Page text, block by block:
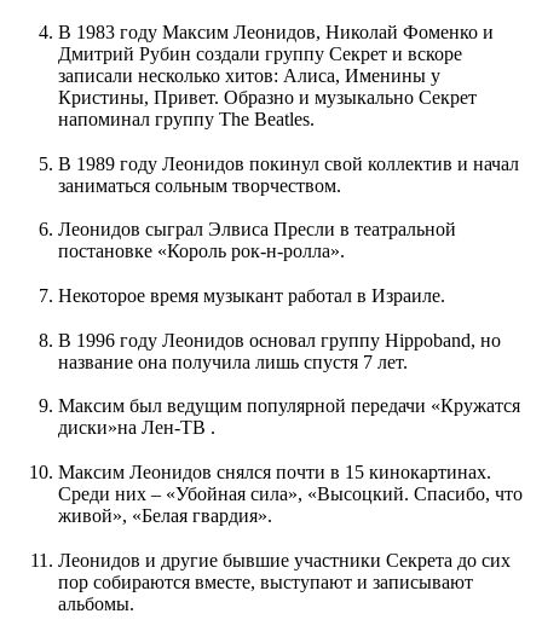
В 1983 году Максим Леонидов, Николай Фоменко и
Дмитрий Рубин создали группу Секрет и вскоре
записали несколько хитов: Алиса, Именины у
Кристины, Привет. Образно и музыкально Секрет
напоминал группу The Beatles.
В 1989 году Леонидов покинул свой коллектив и начал
заниматься сольным творчеством.
Леонидов сыграл Элвиса Пресли в театральной
постановке «Король рок-н-ролла».
Некоторое время музыкант работал в Израиле.
В 1996 году Леонидов основал группу Hippoband, но
название она получила лишь спустя 7 лет.
Максим был ведущим популярной передачи «Кружатся
диски»на Лен-ТВ .
Максим Леонидов снялся почти в 15 кинокартинах.
Среди них – «Убойная сила», «Высоцкий. Спасибо, что
живой», «Белая гвардия».
Леонидов и другие бывшие участники Секрета до сих
пор собираются вместе, выступают и записывают
альбомы.